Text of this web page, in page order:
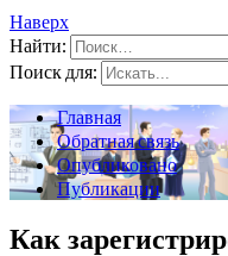
Наверх
Найти:
Поиск для:
Главная
Обратная связь
Опубликовано
Публикации
Как